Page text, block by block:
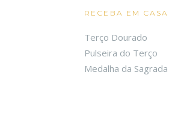
RECEBA EM CASA
Terço Dourado
Pulseira do Terço
Medalha da